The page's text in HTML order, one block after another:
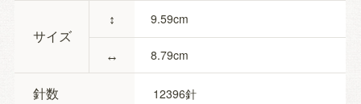
サイズ
↕
↔
9.59
8.79
針数 12396